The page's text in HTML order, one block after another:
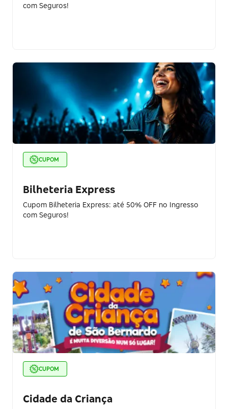
com Seguros!
CUPOM
Bilheteria Express
Cupom Bilheteria Express: até 50% OFF no Ingresso
com Seguros!
CUPOM
Cidade da Criança